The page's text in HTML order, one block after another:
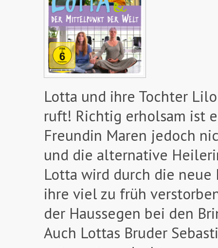
Lotta und ihre Tochter
ruft! Richtig erholsam ist
Freundin Maren jedoch
und die alternative
Lotta wird durch die
ihre viel zu früh
der Haussegen bei den
Auch Lottas Bruder